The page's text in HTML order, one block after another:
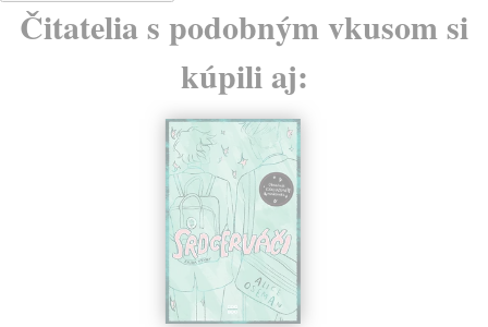
Čitatelia s podobným vkusom si
kúpili aj: